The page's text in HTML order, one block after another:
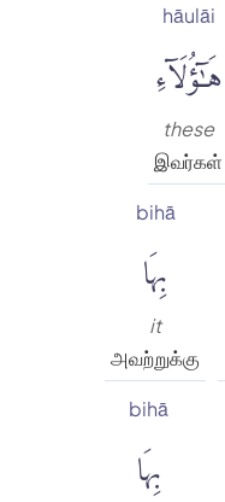
hāulāi
هَٰٓؤُلَآءِ
these
இவர்கள்
bihā
بِهَا
it
அவற்றுக்கு
bihā
بِهَا